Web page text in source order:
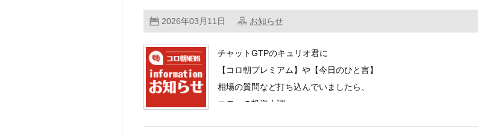
2026年03月11日 お知らせ
チャットGTPのキュリオ君に
【コロ朝プレミアム】や【今日のひと言】
相場の質問など打ち込んでいましたら、
コロ。の投資十訓 …………